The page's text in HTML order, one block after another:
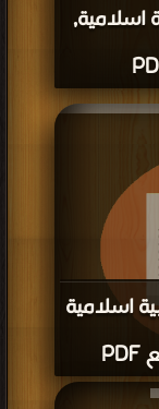
اسلامية,
اسلامية